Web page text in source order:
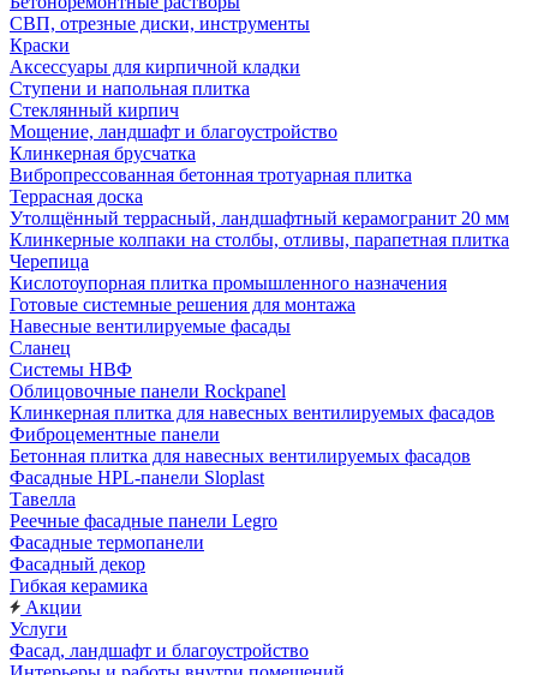
СВП, отрезные диски, инструменты
Краски
Аксессуары для кирпичной кладки
Ступени и напольная плитка
Cтеклянный кирпич
Мощение, ландшафт и благоустройство
Клинкерная брусчатка
Вибропрессованная бетонная тротуарная плитка
Террасная доска
Утолщённый террасный, ландшафтный керамогранит 20 мм
Клинкерные колпаки на столбы, отливы, парапетная плитка
Черепица
Кислотоупорная плитка промышленного назначения
Готовые системные решения для монтажа
Навесные вентилируемые фасады
Сланец
Системы НВФ
Облицовочные панели Rockpanel
Клинкерная плитка для навесных вентилируемых фасадов
Фиброцементные панели
Бетонная плитка для навесных вентилируемых фасадов
Фасадные HPL-панели Sloplast
Тавелла
Реечные фасадные панели Legro
Фасадные термопанели
Фасадный декор
Гибкая керамика
Акции
Услуги
Фасад, ландшафт и благоустройство